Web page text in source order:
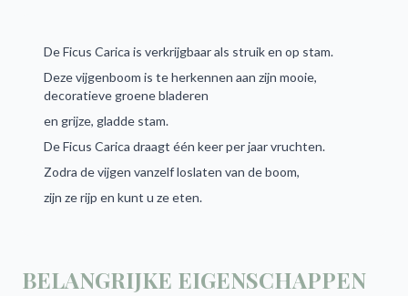
De Ficus Carica is verkrijgbaar als struik en op stam.
Deze vijgenboom is te herkennen aan zijn mooie,
decoratieve groene bladeren
en grijze, gladde stam.
De Ficus Carica draagt één keer per jaar vruchten.
Zodra de vijgen vanzelf loslaten van de boom,
zijn ze rijp en kunt u ze eten.
BELANGRIJKE EIGENSCHAPPEN